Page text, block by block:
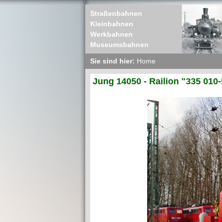
Straßenbahnen
Kleinbahnen
Werkbahnen
Museumsbahnen
Sie sind hier: Home
Jung 14050 - Railion "335